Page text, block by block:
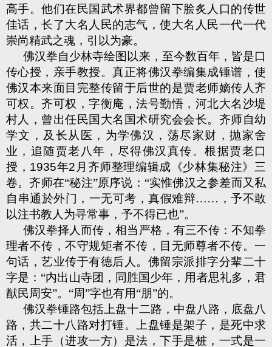
高手。他们在民国武术界都曾留下脍炙人口的传世
佳话，长了大名人民的志气，使大名人民一代一代
崇尚精武之魂，引以为豪。
佛汉拳自少林寺绘图以来，至今数百年，皆是口
传心授，亲手教授。真正将佛汉拳编集成锤谱，使
佛汉本来面目完整传留于后世的是贾老师嫡传人齐
可权。齐可权，字衡庵，法号勤悟，河北大名沙堤
村人，曾出任民国大名国术研究会会长。齐师自幼
学文，及长从医，为学佛汉，荡尽家财，抛家舍
业，追随贾老八年，尽得佛汉真传。根据贾老口
授， 1935年2 月齐师整理编辑成《少林集秘注》三
卷。齐师在“秘注”原序说：“实惟佛汉之参差而又私
自串通於外门，一无可考，真假难辩……，予不敢
以注书教人为寻常事，予不得已也”。
佛汉拳择人而传，相当严格，有三不传：不知拳
理者不传，不守规矩者不传，目无师尊者不传。一
句话，艺业传于有德后人。佛留宗派排字分辈二十
字是：“内出山寺团，同胜国少年，用者思礼多，君
猷民周安”。“周”字也有用“朋”的。
佛汉拳锤路包括上盘十二路，中盘八路，底盘八
路，共二十八路对打锤。上盘锤是架子，是死中求
活，上手（进攻一方）是法，下手是桩，一式是一